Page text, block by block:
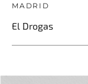
MADRID
El Drogas